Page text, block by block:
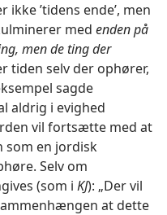
’tidens ende’, men
med enden på
men de ting der
tiden selv der ophører,
sagde
aldrig i evighed
vil fortsætte med at
som en jordisk
Selv om
(som i KJ): „Der vil
at dette